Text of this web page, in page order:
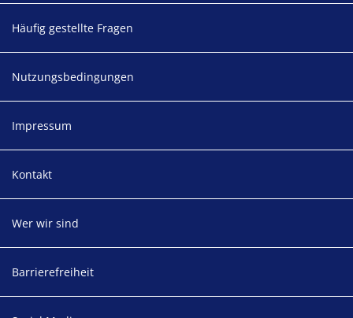
Häufig gestellte Fragen
Nutzungsbedingungen
Impressum
Kontakt
Wer wir sind
Barrierefreiheit